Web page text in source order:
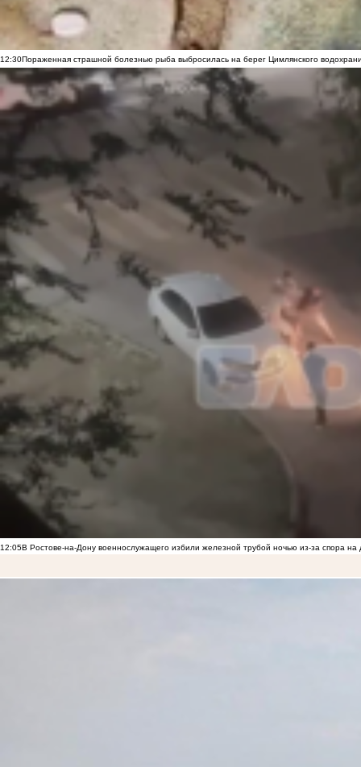
12:30Пораженная страшной болезнью рыба выбросилась на берег Цимлянского
12:05В Ростове-на-Дону военнослужащего избили железной трубой ночью из-за спора на